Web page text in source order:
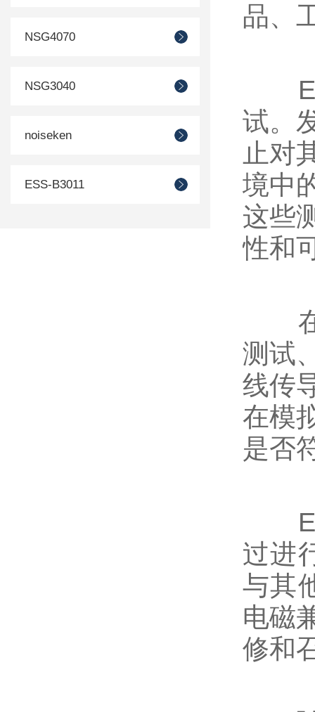
NSG4070
NSG3040
noiseken
ESS-B3011
品、
试。
止对
境中
这些
性和
在
测试
线传
在模
是否
过进
与其
电磁
修和